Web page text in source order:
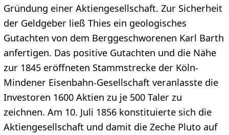
Gründung einer Aktiengesellschaft. Zur Sicherheit
der Geldgeber ließ Thies ein geologisches
Gutachten von dem Berggeschworenen Karl Barth
anfertigen. Das positive Gutachten und die Nähe
zur 1845 eröffneten Stammstrecke der Köln-
Mindener Eisenbahn-Gesellschaft veranlasste die
Investoren 1600 Aktien zu je 500 Taler zu
zeichnen. Am 10. Juli 1856 konstituierte sich die
Aktiengesellschaft und damit die Zeche Pluto auf